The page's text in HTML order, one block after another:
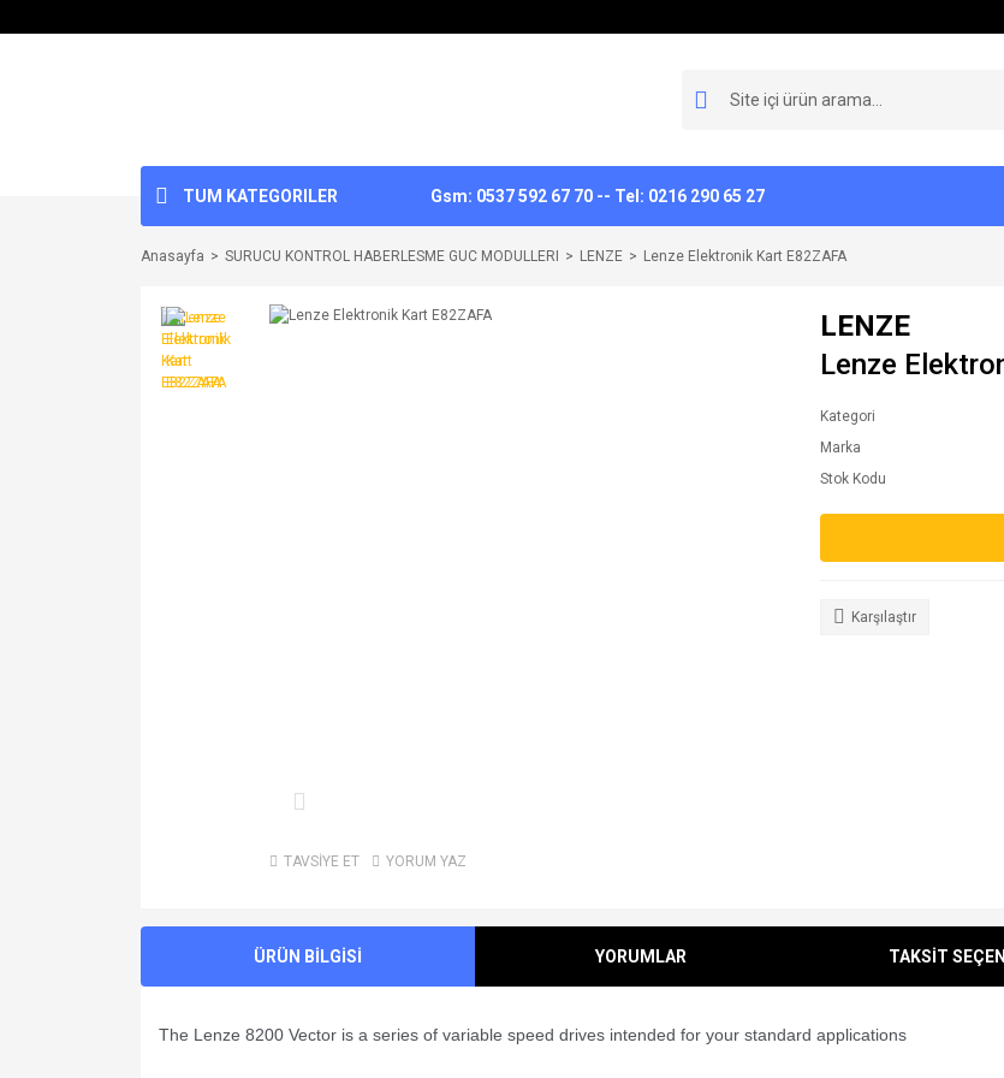
TUM KATEGORILER Gsm: 0537 592 67 70 -- Tel: 0216 290 65 27
Anasayfa SURUCU KONTROL HABERLESME GUC MODULLERI LENZE Lenze Elektronik Kart E82ZAFA
TAVSİYE ET YORUM YAZ
LENZE
Lenze
Kategori
Marka
Stok Kodu
Karşılaştır
ÜRÜN BİLGİSİ YORUMLAR TAKSİT
The Lenze 8200 Vector is a series of variable speed drives intended for your standard applications